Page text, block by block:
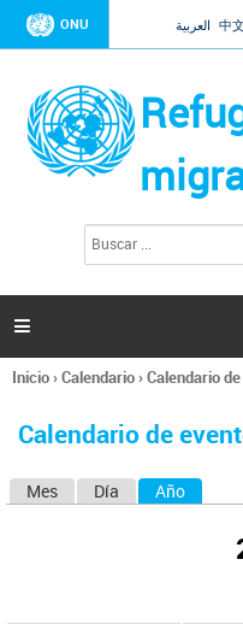
ONU العربية 中
l
s

Se
usted
Inicio›Calendario›Calendario
Calendario de
Mes Día Año